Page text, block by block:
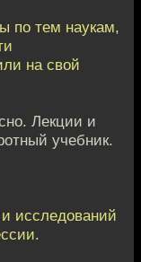
по тем наукам,
на свой
Лекции и
учебник.
исследований